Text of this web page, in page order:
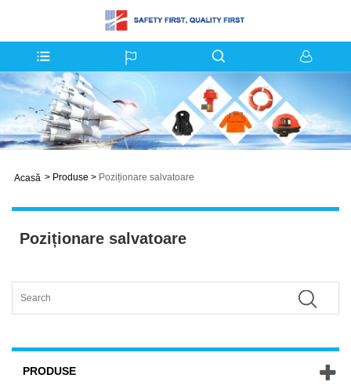
Acasă > Produse > Poziționare salvatoare
Poziționare salvatoare
PRODUSE